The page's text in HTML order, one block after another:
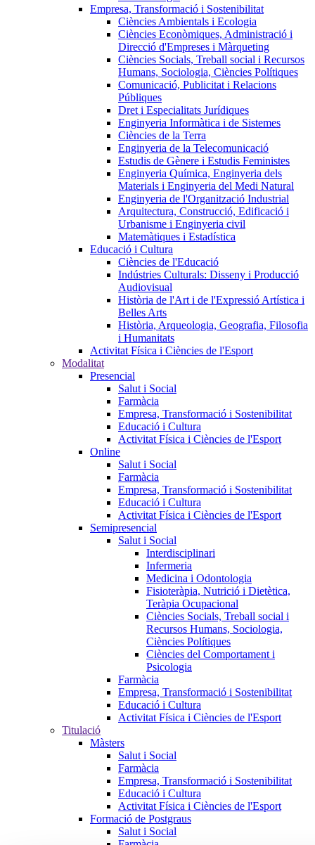
Empresa, Transformació i Sostenibilitat
Ciències Ambientals i Ecologia
Ciències Econòmiques, Administració i
Direcció d'Empreses i Màrqueting
Ciències Socials, Treball social i Recursos
Humans, Sociologia, Ciències Polítiques
Comunicació, Publicitat i Relacions
Públiques
Dret i Especialitats Jurídiques
Enginyeria Informàtica i de Sistemes
Ciències de la Terra
Enginyeria de la Telecomunicació
Estudis de Gènere i Estudis Feministes
Enginyeria Química, Enginyeria dels
Materials i Enginyeria del Medi Natural
Enginyeria de l'Organització Industrial
Arquitectura, Construcció, Edificació i
Urbanisme i Enginyeria civil
Matemàtiques i Estadística
Educació i Cultura
Ciències de l'Educació
Indústries Culturals: Disseny i Producció
Audiovisual
Història de l'Art i de l'Expressió Artística i
Belles Arts
Història, Arqueologia, Geografia, Filosofia
i Humanitats
Activitat Física i Ciències de l'Esport
Modalitat
Presencial
Salut i Social
Farmàcia
Empresa, Transformació i Sostenibilitat
Educació i Cultura
Activitat Física i Ciències de l'Esport
Online
Salut i Social
Farmàcia
Empresa, Transformació i Sostenibilitat
Educació i Cultura
Activitat Física i Ciències de l'Esport
Semipresencial
Salut i Social
Interdisciplinari
Infermeria
Medicina i Odontologia
Fisioteràpia, Nutrició i Dietètica,
Teràpia Ocupacional
Ciències Socials, Treball social i
Recursos Humans, Sociologia,
Ciències Polítiques
Ciències del Comportament i
Psicologia
Farmàcia
Empresa, Transformació i Sostenibilitat
Educació i Cultura
Activitat Física i Ciències de l'Esport
Titulació
Màsters
Salut i Social
Farmàcia
Empresa, Transformació i Sostenibilitat
Educació i Cultura
Activitat Física i Ciències de l'Esport
Formació de Postgraus
Salut i Social